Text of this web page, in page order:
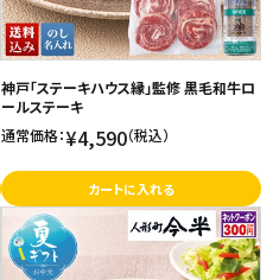
神戸「ステーキハウス縁」監修 黒毛和牛ロ
ールステーキ
通常価格：¥4,590（税込）
カートに入れる